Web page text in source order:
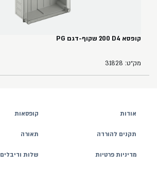
קופסא ‏4‏D‏ ‏200 שקוף-דגם PG
מק״ט: 31828
אודות
תקנים להורדה
מדיניות פרטיות
קופסאות
תאורה
שלות ודיבלים